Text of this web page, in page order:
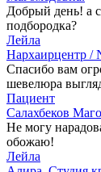
Добрый день! а
подбородка?
Лейла
Нархаирцентр /
Спасибо вам
шевелюра
Пациент
Салахбеков
Не могу
обожаю!
Лейла